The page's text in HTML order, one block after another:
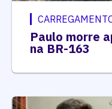
Paulo morre
na BR-163